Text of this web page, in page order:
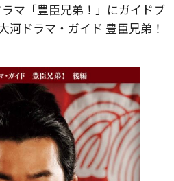
マ「豊臣兄弟！」にガイドブ
河ドラマ・ガイド 豊臣兄弟！